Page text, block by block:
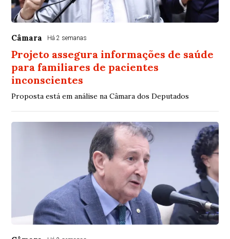
Câmara Há 2 semanas
Projeto assegura informações de saúde
para familiares de pacientes
inconscientes
Proposta está em análise na Câmara dos Deputados